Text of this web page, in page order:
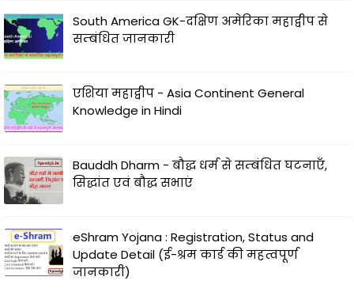
South America GK-दक्षिण अमेरिका महाद्वीप से
सम्बंधित जानकारी
एशिया महाद्वीप - Asia Continent General
Knowledge in Hindi
Bauddh Dharm - बौद्ध धर्म से सम्बंधित घटनाएँ,
सिद्धांत एवं बौद्ध सभाएं
eShram Yojana : Registration, Status and
Update Detail (ई-श्रम कार्ड की महत्वपूर्ण
जानकारी)